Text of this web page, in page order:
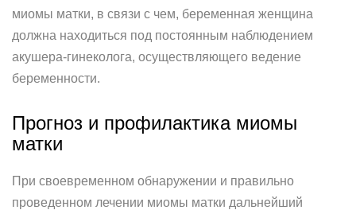
миомы матки, в связи с чем, беременная женщина
должна находиться под постоянным наблюдением
акушера-гинеколога, осуществляющего ведение
беременности.
Прогноз и профилактика миомы
матки
При своевременном обнаружении и правильно
проведенном лечении миомы матки дальнейший